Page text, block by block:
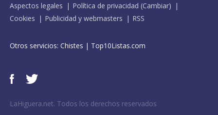
Aspectos legales
Política de privacidad (Cambiar)
Cookies
Publicidad y webmasters RSS
Otros servicios: Chistes | Top10Listas.com
LaHiguera.net. Todos los derechos reservados